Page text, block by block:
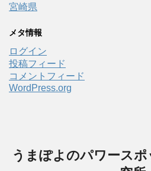
宮崎県
メタ情報
ログイン
投稿フィード
コメントフィード
WordPress.org
うまぽよのパワース